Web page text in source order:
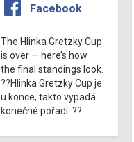
Facebook
The Hlinka Gretzky Cup
is over — here’s how
the final standings look.
??Hlinka Gretzky Cup je
u konce, takto vypadá
konečné pořadí. ??